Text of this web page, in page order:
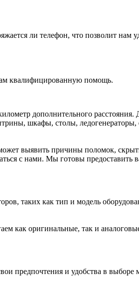
ли телефон, что позволит нам
квалифицированную помощь.
дополнительного расстояния.
шкафы, столы, ледогенераторы,
выявить причины поломок,
с нами. Мы готовы предоставить
таких как тип и модель
как оригинальные, так и
предпочтения и удобства в выборе